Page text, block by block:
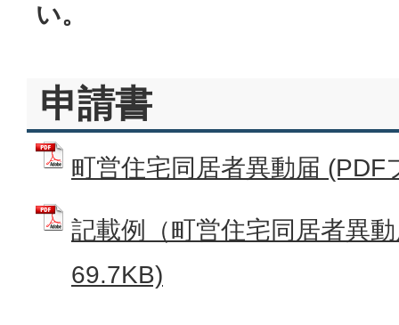
い。
申請書
町営住宅同居者異動届
記載例（町営住宅同居者異
69.7KB)